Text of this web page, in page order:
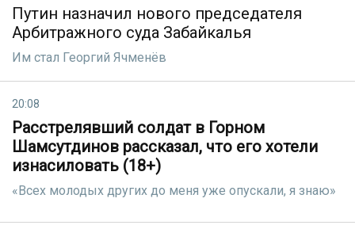
Путин назначил нового председателя
Арбитражного суда Забайкалья
Им стал Георгий Ячменёв
20:08
Расстрелявший солдат в Горном
Шамсутдинов рассказал, что его хотели
изнасиловать (18+)
«Всех молодых других до меня уже опускали, я знаю»